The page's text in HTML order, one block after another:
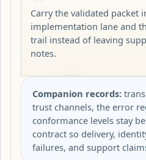
Carry the validated packet
implementation lane and
trail instead of leaving
notes.
Companion records:
trust channels, the error
conformance levels stay
contract so delivery,
failures, and support